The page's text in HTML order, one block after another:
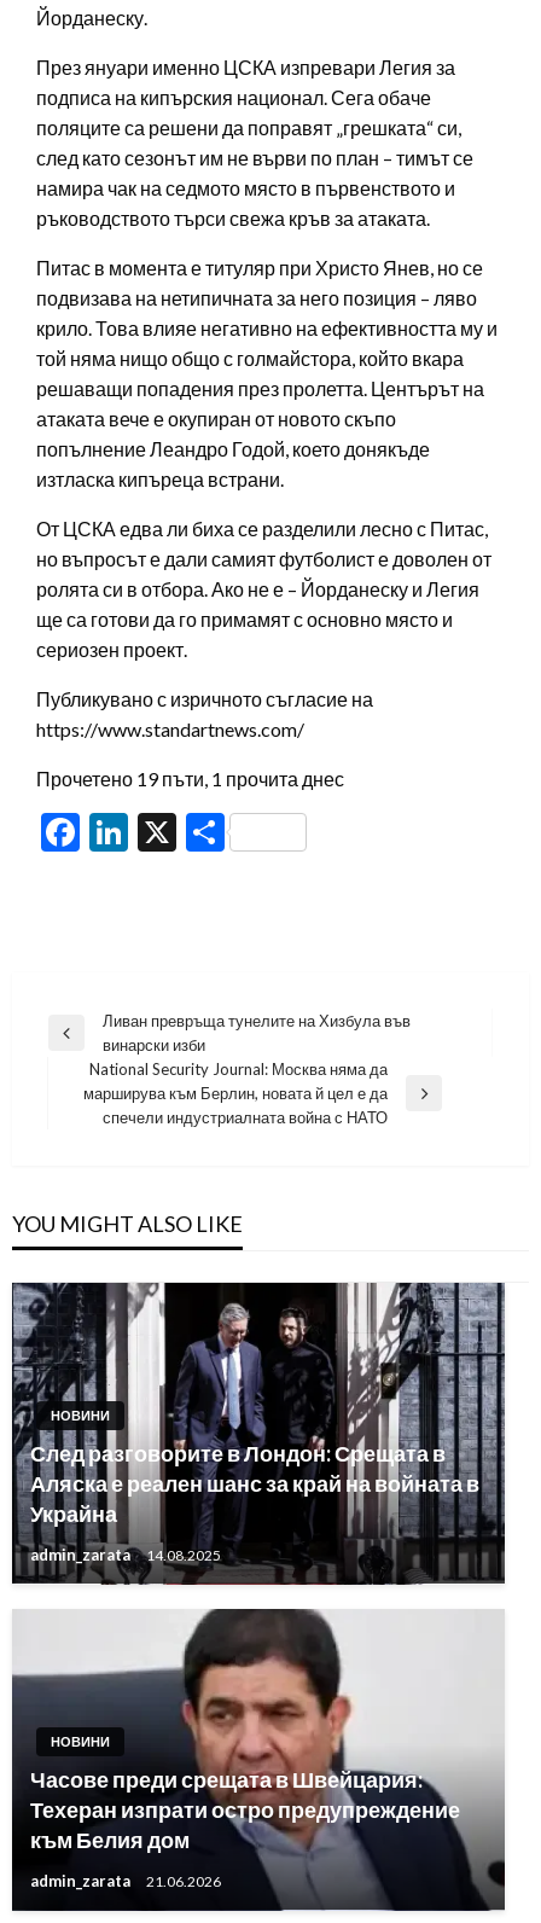
Йорданеску.
През януари именно ЦСКА изпревари Легия за
подписа на кипърския национал. Сега обаче
поляците са решени да поправят „грешката“ си,
след като сезонът им не върви по план – тимът се
намира чак на седмото място в първенството и
ръководството търси свежа кръв за атаката.
Питас в момента е титуляр при Христо Янев, но се
подвизава на нетипичната за него позиция – ляво
крило. Това влияе негативно на ефективността му и
той няма нищо общо с голмайстора, който вкара
решаващи попадения през пролетта. Центърът на
атаката вече е окупиран от новото скъпо
попълнение Леандро Годой, което донякъде
изтласка кипъреца встрани.
От ЦСКА едва ли биха се разделили лесно с Питас,
но въпросът е дали самият футболист е доволен от
ролята си в отбора. Ако не е – Йорданеску и Легия
ще са готови да го примамят с основно място и
сериозен проект.
Публикувано с изричното съгласие на
https://www.standartnews.com/
Прочетено 19 пъти, 1 прочита днес
Facebook
LinkedIn
X Share
Навигация
Previous
Ливан превръща тунелите на Хизбула във
винарски изби
Next
Post
National Security Journal: Москва няма да
марширува към Берлин, новата й цел е да
спечели индустриалната война с НАТО
YOU MIGHT ALSO LIKE
НОВИНИ
След разговорите в Лондон: Срещата в
Аляска е реален шанс за край на войната в
Украйна
admin_zarata 14.08.2025
НОВИНИ
Часове преди срещата в Швейцария:
Техеран изпрати остро предупреждение
към Белия дом
admin_zarata 21.06.2026